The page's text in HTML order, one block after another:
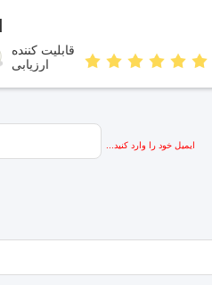
قابلیت کننده
ارزیابی
ایمیل خود را وارد کنید...